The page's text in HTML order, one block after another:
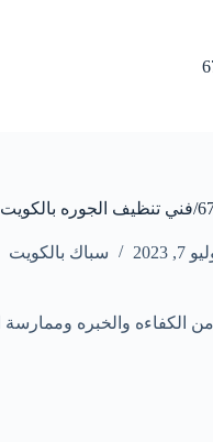
7, 2023 سباك بالكويت
والخبره وممارسة المجال